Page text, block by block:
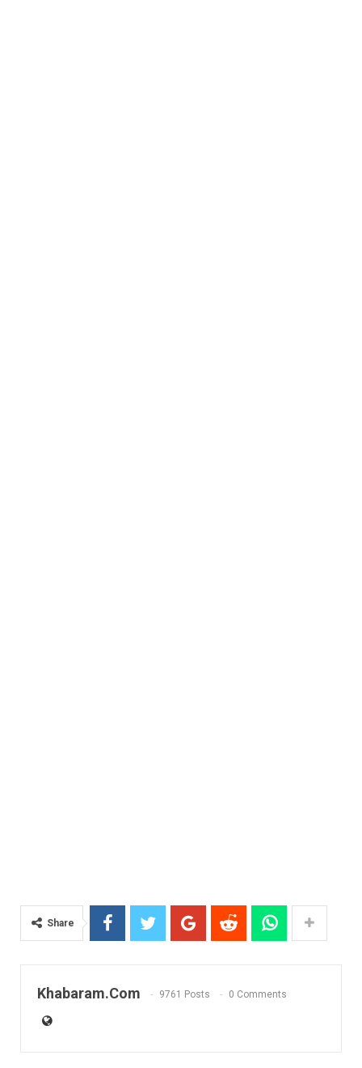
Share
Khabaram.Com 9761 Posts 0 Comments